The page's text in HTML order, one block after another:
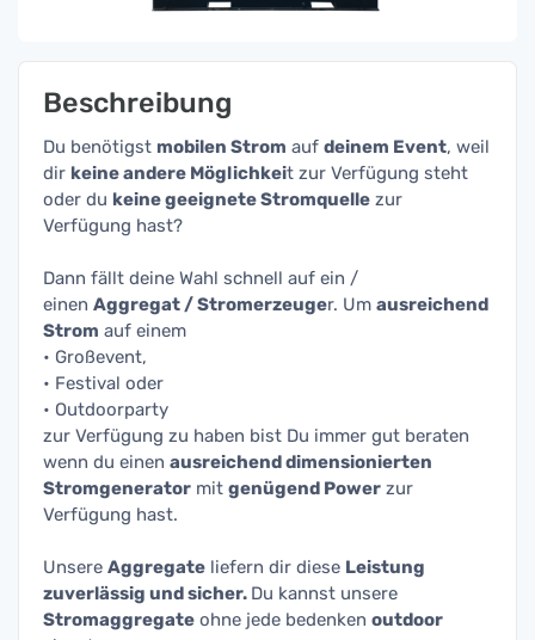
Beschreibung
Du benötigst mobilen Strom auf deinem Event, weil
dir keine andere Möglichkeit zur Verfügung steht
oder du keine geeignete Stromquelle zur
Verfügung hast?
Dann fällt deine Wahl schnell auf ein /
einen Aggregat / Stromerzeuger. Um ausreichend
Strom auf einem
• Großevent,
• Festival oder
• Outdoorparty
zur Verfügung zu haben bist Du immer gut beraten
wenn du einen ausreichend dimensionierten
Stromgenerator mit genügend Power zur
Verfügung hast.
Unsere Aggregate liefern dir diese Leistung
zuverlässig und sicher. Du kannst unsere
Stromaggregate ohne jede bedenken outdoor